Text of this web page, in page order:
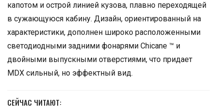
капотом и острой линией кузова, плавно переходящей
в сужающуюся кабину. Дизайн, ориентированный на
характеристики, дополнен широко расположенными
светодиодными задними фонарями Chicane ™ и
двойными выпускными отверстиями, что придает
MDX сильный, но эффектный вид.
СЕЙЧАС ЧИТАЮТ: